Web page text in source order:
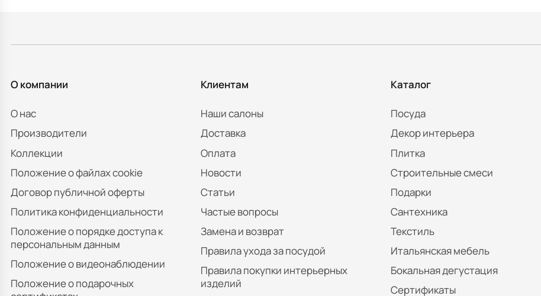
О компании
О нас
Производители
Коллекции
Положение о файлах cookie
Договор публичной оферты
Политика конфиденциальности
Положение о порядке доступа к
персональным данным
Положение о видеонаблюдении
Положение о подарочных
Клиентам
Наши салоны
Доставка
Оплата
Новости
Статьи
Частые вопросы
Замена и возврат
Правила ухода за посудой
Правила покупки интерьерных
изделий
Каталог
Посуда
Декор интерьера
Плитка
Строительные смеси
Подарки
Сантехника
Текстиль
Итальянская мебель
Бокальная дегустация
Сертификаты